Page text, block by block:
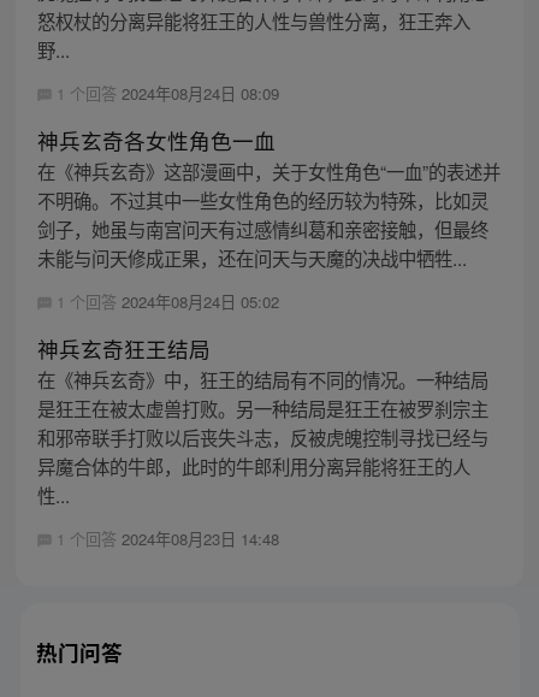
怒权杖的分离异能将狂王的人性与兽性分离，狂王奔入
野...
1 个回答 2024年08月24日 08:09
神兵玄奇各女性角色一血
在《神兵玄奇》这部漫画中，关于女性角色“一血”的表述并
不明确。不过其中一些女性角色的经历较为特殊，比如灵
剑子，她虽与南宫问天有过感情纠葛和亲密接触，但最终
未能与问天修成正果，还在问天与天魔的决战中牺牲...
1 个回答 2024年08月24日 05:02
神兵玄奇狂王结局
在《神兵玄奇》中，狂王的结局有不同的情况。一种结局
是狂王在被太虚兽打败。另一种结局是狂王在被罗刹宗主
和邪帝联手打败以后丧失斗志，反被虎魄控制寻找已经与
异魔合体的牛郎，此时的牛郎利用分离异能将狂王的人
性...
1 个回答 2024年08月23日 14:48
热门问答